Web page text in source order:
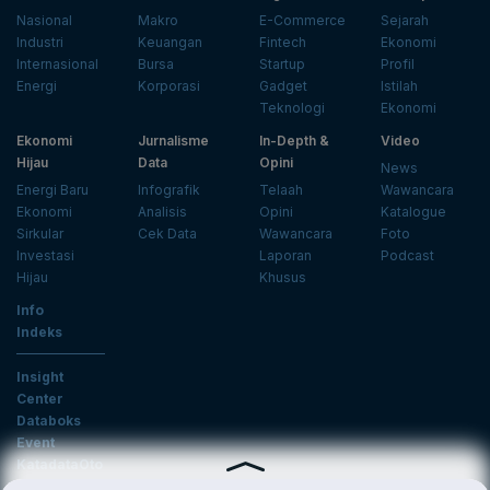
Nasional
Industri
Internasional
Energi
Makro
Keuangan
Bursa
Korporasi
E-Commerce
Fintech
Startup
Gadget
Teknologi
Sejarah
Ekonomi
Profil
Istilah
Ekonomi
Ekonomi
Hijau
Energi Baru
Ekonomi
Sirkular
Investasi
Hijau
Jurnalisme
Data
Infografik
Analisis
Cek Data
In-Depth &
Opini
Telaah
Opini
Wawancara
Laporan
Khusus
Video
News
Wawancara
Katalogue
Foto
Podcast
Info
Indeks
Insight
Center
Databoks
Event
KatadataOto